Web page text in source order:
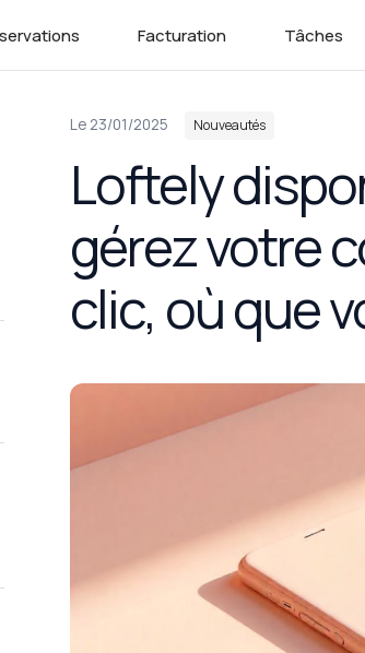
Facturation Tâches
Loftely
gérez votre
clic, où que
Le 23/01/2025 Dans
Nouveautés